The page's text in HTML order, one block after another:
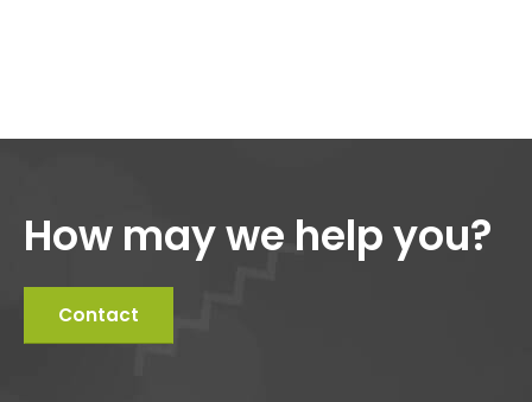
How may we help you?
Contact